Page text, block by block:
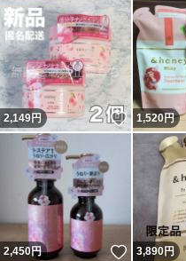
2,149円 いいね！
1,520円
2,450円 いいね！
3,890円